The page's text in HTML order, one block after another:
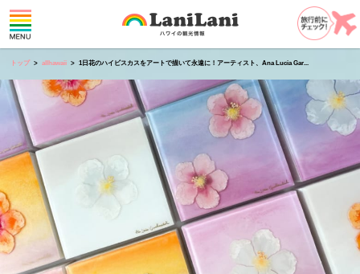
トップ allhawaii 1日花のハイビスカスをアートで描いて永遠に！アーティスト、Ana Lucia Gar...